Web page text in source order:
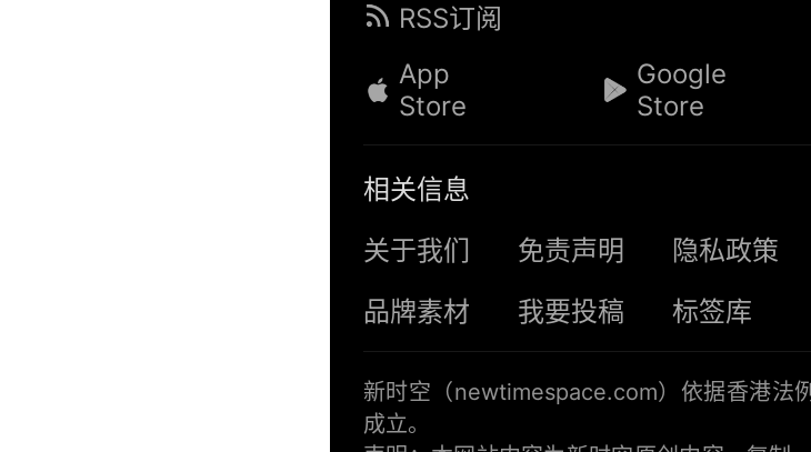
RSS订阅
App
Store
Google
Store
相关信息
关于我们
免责声明 隐私政策
品牌素材
我要投稿 标签库
新时空（newtimespace.com）依据香港法
成立。